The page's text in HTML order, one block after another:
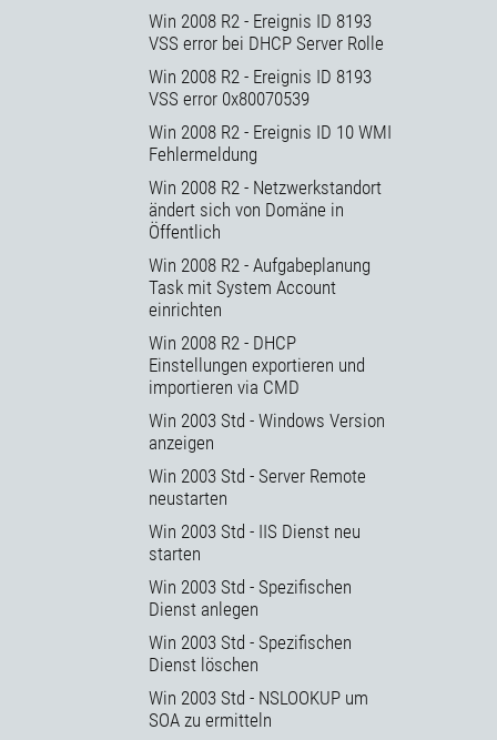
Win 2008 R2 - Ereignis ID 8193
VSS error bei DHCP Server Rolle
Win 2008 R2 - Ereignis ID 8193
VSS error 0x80070539
Win 2008 R2 - Ereignis ID 10 WMI
Fehlermeldung
Win 2008 R2 - Netzwerkstandort
ändert sich von Domäne in
Öffentlich
Win 2008 R2 - Aufgabeplanung
Task mit System Account
einrichten
Win 2008 R2 - DHCP
Einstellungen exportieren und
importieren via CMD
Win 2003 Std - Windows Version
anzeigen
Win 2003 Std - Server Remote
neustarten
Win 2003 Std - IIS Dienst neu
starten
Win 2003 Std - Spezifischen
Dienst anlegen
Win 2003 Std - Spezifischen
Dienst löschen
Win 2003 Std - NSLOOKUP um
SOA zu ermitteln